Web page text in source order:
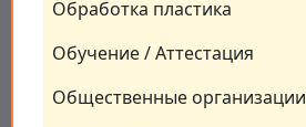
Обработка пластика
Обучение / Аттестация
Общественные организации